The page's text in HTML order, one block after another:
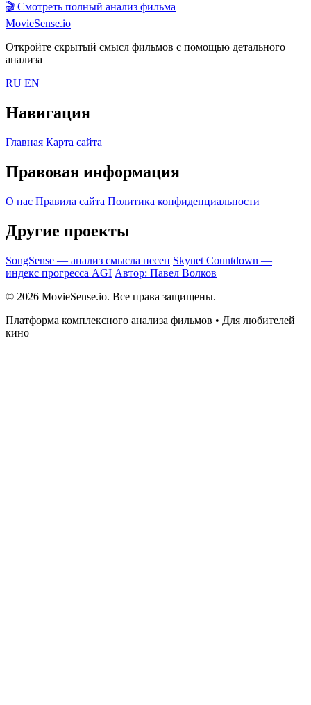
🎬 Смотреть полный анализ фильма
MovieSense.io
Откройте скрытый смысл фильмов с помощью детального
анализа
RU EN
Навигация
Главная Карта сайта
Правовая информация
О нас Правила сайта Политика конфиденциальности
Другие проекты
SongSense — анализ смысла песен Skynet Countdown —
индекс прогресса AGI Автор: Павел Волков
© 2026 MovieSense.io. Все права защищены.
Платформа комплексного анализа фильмов • Для любителей
кино